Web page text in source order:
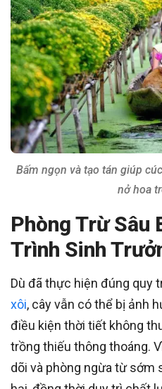
Bấm ngọn và tạo tán giúp
nở hoa
Phòng Trừ Sâu
Trình Sinh
Dù đã thực hiện đúng quy
xôi, cây vẫn có thể bị ảnh
điều kiện thời tiết không
trồng thiếu thông thoáng.
dõi và phòng ngừa từ sớm